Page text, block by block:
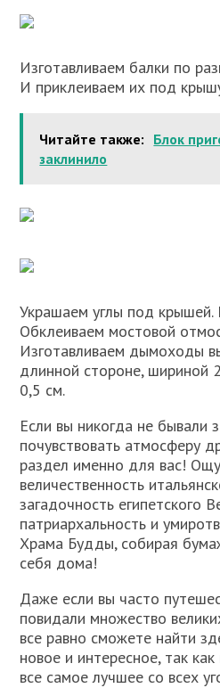
Изготавливаем балки по
И приклеиваем их под
Читайте также: Блок
заклинило
Украшаем углы под крышей.
Обклеиваем мостовой
Изготавливаем дымоходы
длинной стороне, шириной
0,5 см.
Если вы никогда не бывали
почувствовать атмосферу
раздел именно для вас!
величественность
загадочность египетского
патриархальность и
Храма Будды, собирая
себя дома!
Даже если вы часто
повидали множество
все равно сможете найти
новое и интересное, так
все самое лучшее со всех